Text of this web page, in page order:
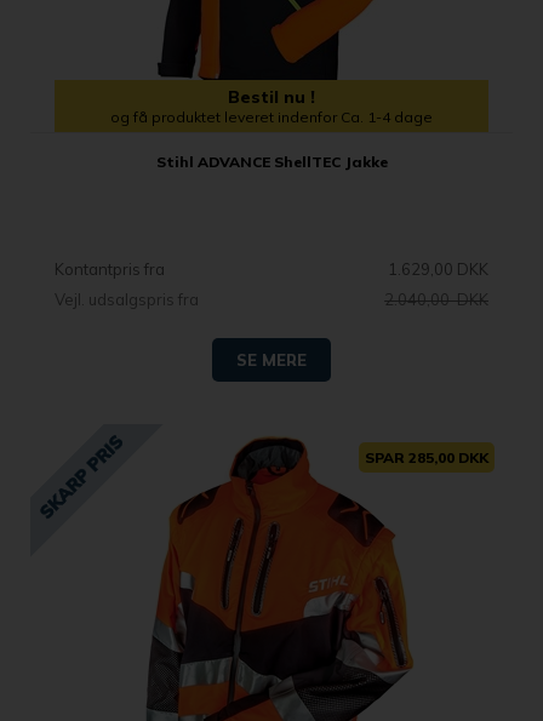
Bestil nu !
og få produktet leveret indenfor Ca. 1-4 dage
Stihl ADVANCE ShellTEC Jakke
Kontantpris fra
1.629,00 DKK
Vejl. udsalgspris fra
2.040,00 DKK
SE MERE
SPAR 285,00 DKK